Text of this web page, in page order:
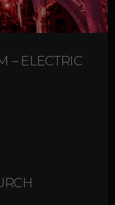
– ELECTRIC